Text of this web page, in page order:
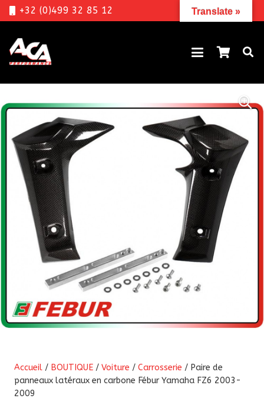
+32 (0)499 32 85 12
Accueil / BOUTIQUE / Voiture / Carrosserie / Paire de
panneaux latéraux en carbone Fébur Yamaha FZ6 2003-
2009
Translate »